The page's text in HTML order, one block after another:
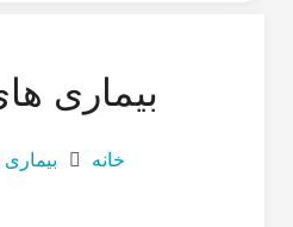
بیماری
خانه